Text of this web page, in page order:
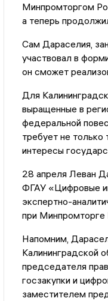
Минпромторгом
а теперь
Сам Дараселия,
участвовал в
он сможет
Для
выращенные в
федеральной
требует не
интересы
28 апреля Леван
ФГАУ «Цифровые
экспертно-
при Минпромторге
Напомним,
Калининградской
председателя
госзакупки и
заместителем